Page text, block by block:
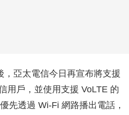
，亞太電信今日再宣布將支援
用戶，並使用支援 VoLTE 的
先透過 Wi-Fi 網路播出電話，